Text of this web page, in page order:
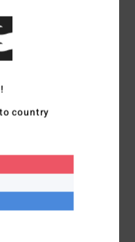
stof
polyester,
country